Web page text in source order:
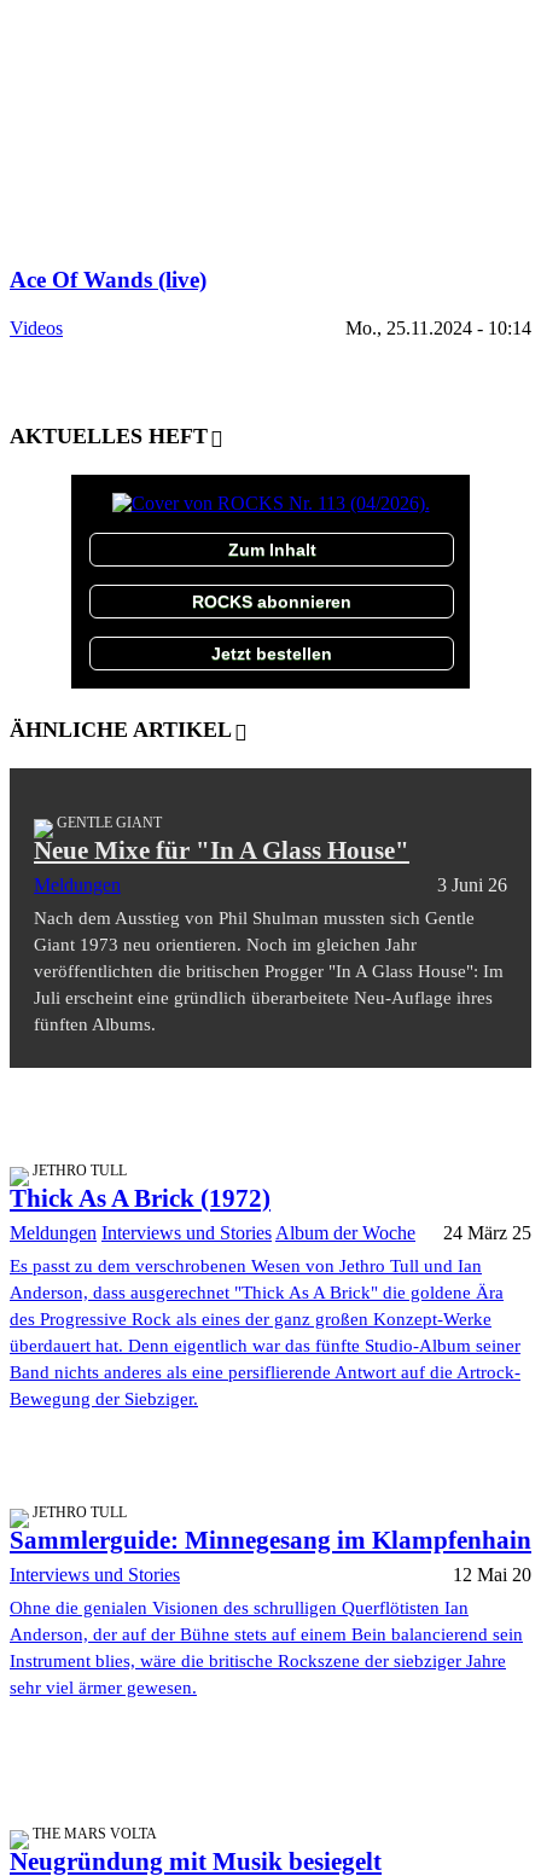
Ace Of Wands (live)
Videos Mo., 25.11.2024 - 10:14
AKTUELLES HEFT
Zum Inhalt
ROCKS abonnieren
Jetzt bestellen
ÄHNLICHE ARTIKEL
GENTLE GIANT
Neue Mixe für "In A Glass House"
Meldungen 3 Juni 26
Nach dem Ausstieg von Phil Shulman mussten sich Gentle
Giant 1973 neu orientieren. Noch im gleichen Jahr
veröffentlichten die britischen Progger "In A Glass House": Im
Juli erscheint eine gründlich überarbeitete Neu-Auflage ihres
fünften Albums.
JETHRO TULL
Thick As A Brick (1972)
Meldungen Interviews und Stories Album der Woche 24 März 25
Es passt zu dem verschrobenen Wesen von Jethro Tull und Ian
Anderson, dass ausgerechnet "Thick As A Brick" die goldene Ära
des Progressive Rock als eines der ganz großen Konzept-Werke
überdauert hat. Denn eigentlich war das fünfte Studio-Album seiner
Band nichts anderes als eine persiflierende Antwort auf die Artrock-
Bewegung der Siebziger.
JETHRO TULL
Sammlerguide: Minnegesang im Klampfenhain
Interviews und Stories 12 Mai 20
Ohne die genialen Visionen des schrulligen Querflötisten Ian
Anderson, der auf der Bühne stets auf einem Bein balancierend sein
Instrument blies, wäre die britische Rockszene der siebziger Jahre
sehr viel ärmer gewesen.
THE MARS VOLTA
Neugründung mit Musik besiegelt